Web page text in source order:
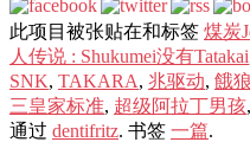
此项目被张贴在和标签 煤炭
人传说 : Shukumei没有Tatakai
SNK, TAKARA, 兆驱动, 餓
三皇家标准, 超级阿拉丁男孩,
通过 dentifritz. 书签 一篇.